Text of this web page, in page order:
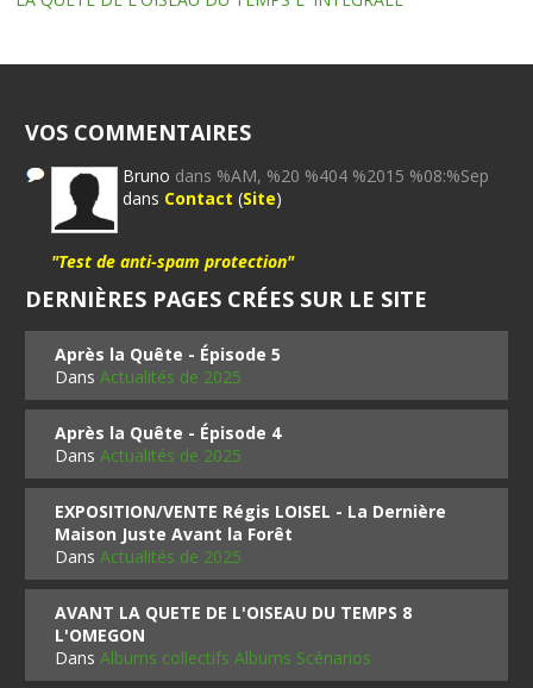
VOS COMMENTAIRES
Bruno dans %AM, %20 %404 %2015 %08:%Sep
dans Contact (Site)
"Test de anti-spam protection"
DERNIÈRES PAGES CRÉES SUR LE SITE
Après la Quête - Épisode 5
DansActualités de 2025
Après la Quête - Épisode 4
DansActualités de 2025
EXPOSITION/VENTE Régis LOISEL - La Dernière
Maison Juste Avant la Forêt
DansActualités de 2025
AVANT LA QUETE DE L'OISEAU DU TEMPS 8
L'OMEGON
DansAlbums collectifs Albums Scénarios